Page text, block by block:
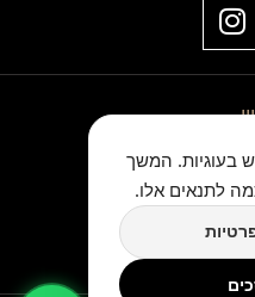
בגוגל
בעוגיות. המשך
לתנאים אלו.